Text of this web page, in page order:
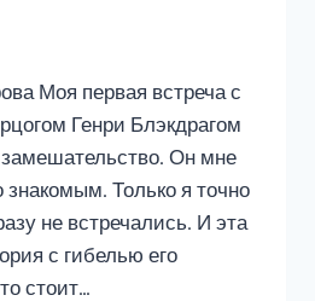
Моя первая встреча с
Генри Блэкдрагом
Он мне
знакомым. Только я точно
не встречались. И эта
с гибелью его
стоит…